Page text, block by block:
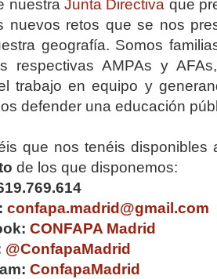
nuestra Junta Directiva que
nuevos retos que se nos
geografía. Somos
respectivas AMPAs y
trabajo en equipo y
defender una educación
que nos tenéis
de los que disponemos:
confapa.madrid@gmail.com
CONFAPA Madrid
@ConfapaMadrid
ConfapaMadrid